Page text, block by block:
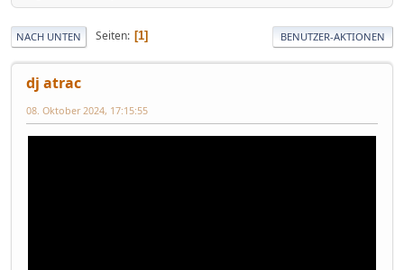
NACH UNTEN Seiten 1 BENUTZER-AKTIONEN
dj atrac
08. Oktober 2024, 17:15:55